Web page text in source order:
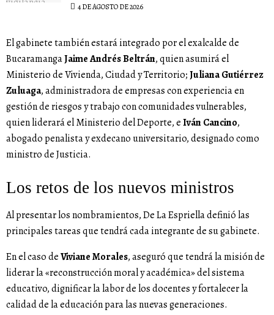
4 DE AGOSTO DE 2026
El gabinete también estará integrado por el exalcalde de
BucaramangaJaime Andrés Beltrán, quien asumirá el
Ministerio de Vivienda, Ciudad y Territorio;Juliana Gutiérrez
Zuluaga, administradora de empresas con experiencia en
gestión de riesgos y trabajo con comunidades vulnerables,
quien liderará el Ministerio del Deporte, eIván Cancino,
abogado penalista y exdecano universitario, designado como
ministro de Justicia.
Los retos de los nuevos ministros
Al presentar los nombramientos, De La Espriella definió las
principales tareas que tendrá cada integrante de su gabinete.
En el caso deViviane Morales, aseguró que tendrá la misión de
liderar la «reconstrucción moral y académica» del sistema
educativo, dignificar la labor de los docentes y fortalecer la
calidad de la educación para las nuevas generaciones.